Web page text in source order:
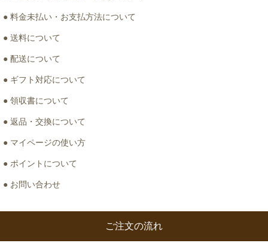
● 料金未払い・お支払方法について
● 送料について
● 配送について
● ギフト対応について
● 領収書について
● 返品・交換について
● マイページの使い方
● ポイントについて
● お問い合わせ
ご注文の流れ